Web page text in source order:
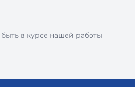
в курсе нашей работы